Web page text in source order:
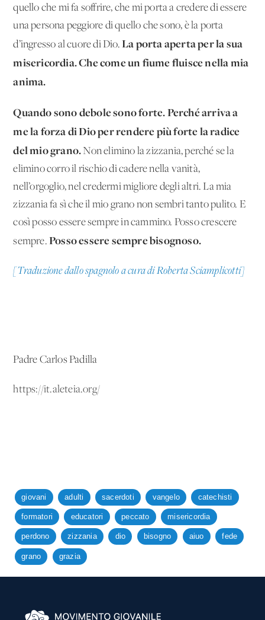
quello che mi fa soffrire, che mi porta a credere di essere
una persona peggiore di quello che sono, è la porta
d’ingresso al cuore di Dio.La porta aperta per la sua
misericordia. Che come un fiume fluisce nella mia
anima.
Quando sono debole sono forte. Perché arriva a
me la forza di Dio per rendere più forte la radice
del mio grano.Non elimino la zizzania, perché se la
elimino corro il rischio di cadere nella vanità,
nell’orgoglio, nel credermi migliore degli altri. La mia
zizzania fa sì che il mio grano non sembri tanto pulito. E
così posso essere sempre in cammino. Posso crescere
sempre.Posso essere sempre bisognoso.
[Traduzione dallo spagnolo a cura di Roberta Sciamplicotti]
Padre Carlos Padilla
https://it.aleteia.org/
giovani adulti sacerdoti vangelo catechisti
formatori educatori peccato misericordia
perdono zizzania dio bisogno aiuo fede
grano grazia